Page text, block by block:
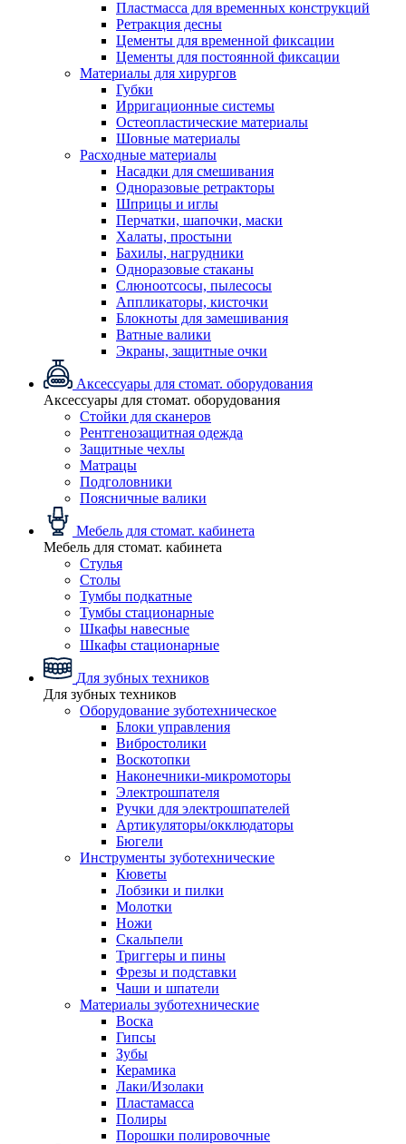
Пластмасса для временных конструкций
Ретракция десны
Цементы для временной фиксации
Цементы для постоянной фиксации
Материалы для хирургов
Губки
Ирригационные системы
Остеопластические материалы
Шовные материалы
Расходные материалы
Насадки для смешивания
Одноразовые ретракторы
Шприцы и иглы
Перчатки, шапочки, маски
Халаты, простыни
Бахилы, нагрудники
Одноразовые стаканы
Слюноотсосы, пылесосы
Аппликаторы, кисточки
Блокноты для замешивания
Ватные валики
Экраны, защитные очки
Аксессуары для стомат. оборудования
Аксессуары для стомат. оборудования
Стойки для сканеров
Рентгенозащитная одежда
Защитные чехлы
Матрацы
Подголовники
Поясничные валики
Мебель для стомат. кабинета
Мебель для стомат. кабинета
Стулья
Столы
Тумбы подкатные
Тумбы стационарные
Шкафы навесные
Шкафы стационарные
Для зубных техников
Для зубных техников
Оборудование зуботехническое
Блоки управления
Вибростолики
Воскотопки
Наконечники-микромоторы
Электрошпателя
Ручки для электрошпателей
Артикуляторы/окклюдаторы
Бюгели
Инструменты зуботехнические
Кюветы
Лобзики и пилки
Молотки
Ножи
Скальпели
Триггеры и пины
Фрезы и подставки
Чаши и шпатели
Материалы зуботехнические
Воска
Гипсы
Зубы
Керамика
Лаки/Изолаки
Пластамасса
Полиры
Порошки полировочные